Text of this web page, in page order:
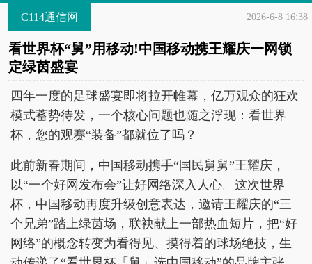
C114通信网 2026-6-8 16:38
看世界杯“舅”用移动!中国移动携王耀庆一网锁
定绿茵盛宴
四年一度的足球盛宴即将拉开帷幕，亿万观众的狂欢
模式蓄势待发，一个核心问题也随之浮现：看世界
杯，您的观赛“装备”都就位了吗？
此前新春期间，中国移动携手“国民舅舅”王耀庆，
以“一个好网发布会”让好网络深入人心。这次世界
杯，中国移动再度升级创意表达，邀请王耀庆的“三
个兄弟”踏上绿茵场，联袂献上一部热血短片，把“好
网络”的概念转变为看得见、摸得着的球场绝技，生